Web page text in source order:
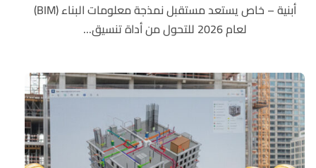
أبنية – خاص يستعد مستقبل نمذجة معلومات البناء (BIM)
لعام 2026 للتحول من أداة تنسيق...